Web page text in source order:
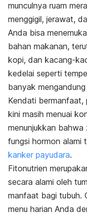
munculnya ruam
menggigil, jerawat,
Anda bisa
bahan makanan,
kopi, dan kacang-
kedelai seperti
banyak
Kendati bermanfaat,
kini masih menuai
menunjukkan bahwa
fungsi hormon alami
kanker payudara.
Fitonutrien
secara alami oleh
manfaat bagi tubuh.
menu harian Anda